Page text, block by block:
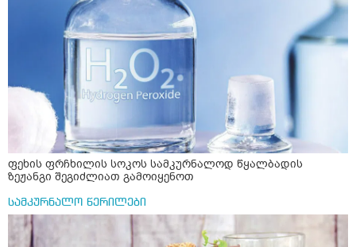
ფეხის ფრჩხილის სოკოს სამკურნალოდ წყალბადის
ზეჟანგი შეგიძლიათ გამოიყენოთ
სამკურნალო წერილები